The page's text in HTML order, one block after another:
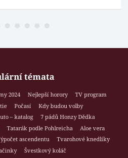
témata
2024 Nejlepší horory
TV program
Počasí
Kdy budou volby
– katalog
7 pádů Honzy Dědka
Tatarák podle Pohlreicha
Aloe vera
ascendentu
Tvarohové knedlíky
Švestkový koláč